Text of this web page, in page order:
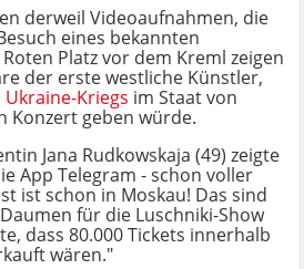
derweil Videoaufnahmen, die
eines bekannten
Platz vor dem Kreml zeigen
der erste westliche Künstler,
Ukraine-Kriegs im Staat von
Konzert geben würde.
Jana Rudkowskaja (49) zeigte
App Telegram - schon voller
ist schon in Moskau! Das sind
für die Luschniki-Show
dass 80.000 Tickets innerhalb
wären."